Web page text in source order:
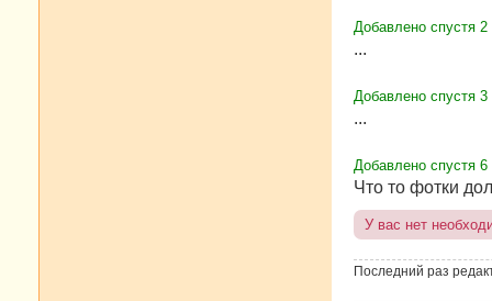
е
Добавлено спустя
...
Добавлено спустя
...
Добавлено спустя
Что то фотки
У вас нет
Последний раз